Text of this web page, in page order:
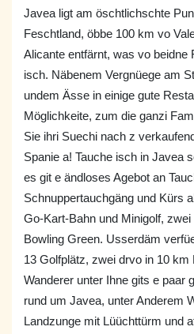
Javea ligt am öschtlichschte
Feschtland, öbbe 100 km vo
Alicante entfärnt, was vo beidne
isch. Näbenem Vergnüege am
undem Ässe in einige gute
Möglichkeite, zum die ganzi
Sie ihri Suechi nach z
Spanie a! Tauche isch in Javea
es git e ändloses Agebot an
Schnuppertauchgäng und Kürs
Go-Kart-Bahn und Minigolf,
Bowling Green. Usserdäm
13 Golfplätz, zwei drvo in 10 km
Wanderer unter Ihne gits e paar
rund um Javea, unter Anderem
Landzunge mit Lüüchttürm und